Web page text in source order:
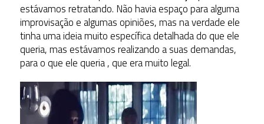
estávamos retratando. Não havia espaço para alguma
improvisação e algumas opiniões, mas na verdade ele
tinha uma ideia muito específica detalhada do que ele
queria, mas estávamos realizando a suas demandas,
para o que ele queria , que era muito legal.